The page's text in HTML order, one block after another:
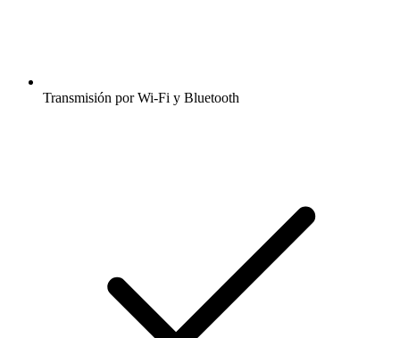
Transmisión por Wi-Fi y Bluetooth